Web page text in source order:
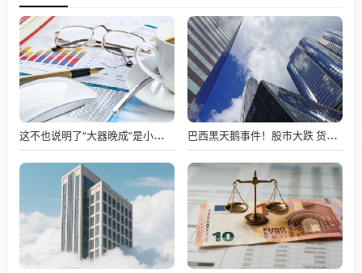
这不也说明了“大器晚成”是小概率事件吗？ 巴西黑天鹅事件！股市大跌 货币重挫约2.5%